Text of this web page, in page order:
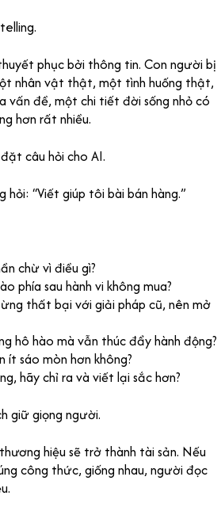
phục bởi thông tin. Con người bị
nhân vật thật, một tình huống thật,
vấn đề, một chi tiết đời sống nhỏ có
hơn rất nhiều.
câu hỏi cho AI.
hỏi: “Viết giúp tôi bài bán hàng.”
chừ vì điều gì?
phía sau hành vi không mua?
thất bại với giải pháp cũ, nên mở
hô hào mà vẫn thúc đẩy hành động?
sáo mòn hơn không?
hãy chỉ ra và viết lại sắc hơn?
giữ giọng người.
hiệu sẽ trở thành tài sản. Nếu
công thức, giống nhau, người đọc